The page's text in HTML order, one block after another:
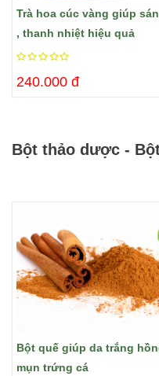
Trà hoa cúc vàng giúp
, thanh nhiệt hiệu quả
240.000 đ
Bột thảo dược -
Bột quế giúp da trắng
mụn trứng cá